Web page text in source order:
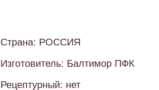
Страна: РОССИЯ
Изготовитель: Балтимор ПФК
Рецептурный: нет